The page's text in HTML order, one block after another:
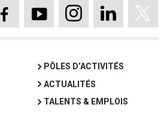
Page Facebook Lur
ChaineCompte
Page
PÔLES D’ACTIVITÉS
ACTUALITÉS
TALENTS & EMPLOIS